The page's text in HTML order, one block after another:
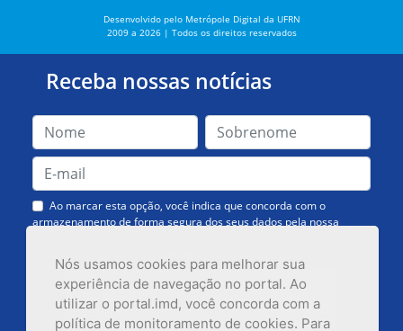
Nós usamos cookies para melhorar sua
experiência de navegação no portal. Ao
utilizar o portal.imd, você concorda com a
política de monitoramento de cookies. Para
Desenvolvido pelo Metrópole Digital da UFRN
2009 a 2026 | Todos os direitos reservados
Receba nossas notícias
Ao marcar esta opção, você indica que concorda com o
armazenamento de forma segura dos seus dados pela nossa